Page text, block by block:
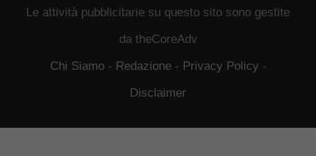
Le attività pubblicitarie su questo sito sono gestite
da theCoreAdv
Chi Siamo- Redazione- Privacy Policy -
Disclaimer